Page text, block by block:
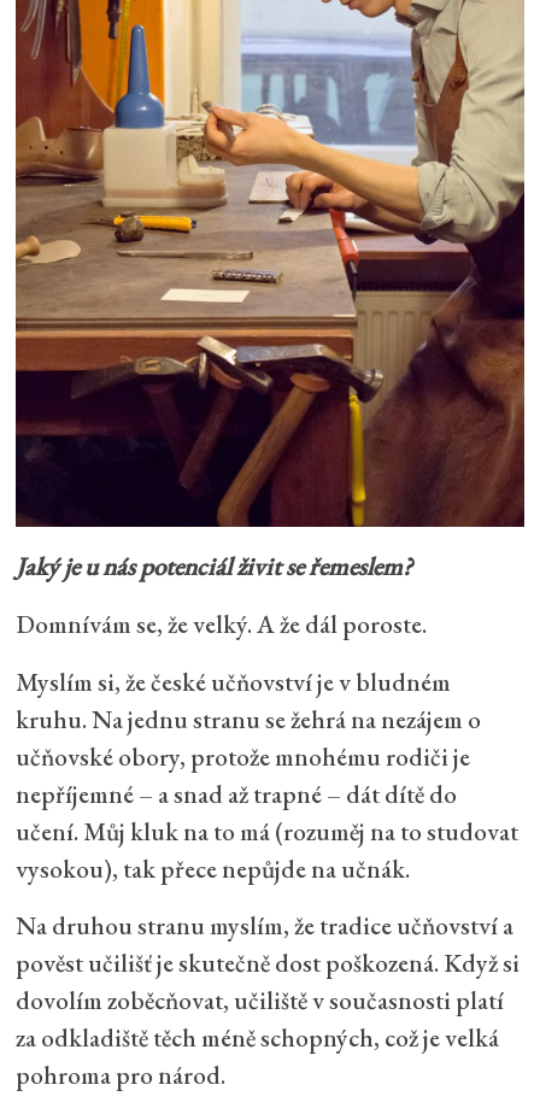
Jaký je u nás potenciál živit se řemeslem?
Domnívám se, že velký. A že dál poroste.
Myslím si, že české učňovství je v bludném
kruhu. Na jednu stranu se žehrá na nezájem o
učňovské obory, protože mnohému rodiči je
nepříjemné – a snad až trapné – dát dítě do
učení. Můj kluk na to má (rozuměj na to studovat
vysokou), tak přece nepůjde na učnák.
Na druhou stranu myslím, že tradice učňovství a
pověst učilišť je skutečně dost poškozená. Když si
dovolím zoběcňovat, učiliště v současnosti platí
za odkladiště těch méně schopných, což je velká
pohroma pro národ.